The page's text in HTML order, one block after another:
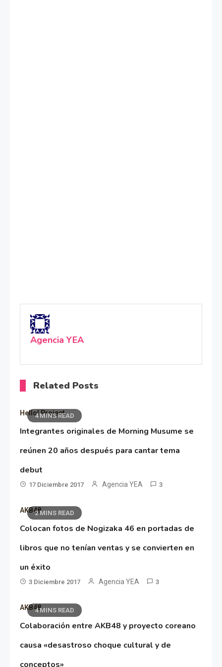
Agencia YEA
Related Posts
4 MINS READ
Hello! Project
Integrantes originales de Morning Musume se
reúnen 20 años después para cantar tema
debut
17 Diciembre 2017 Agencia YEA 3
2 MINS READ
AKB48
Colocan fotos de Nogizaka 46 en portadas de
libros que no tenían ventas y se convierten en
un éxito
3 Diciembre 2017 Agencia YEA 3
4 MINS READ
AKB48
Colaboración entre AKB48 y proyecto coreano
causa «desastroso choque cultural y de
conceptos»